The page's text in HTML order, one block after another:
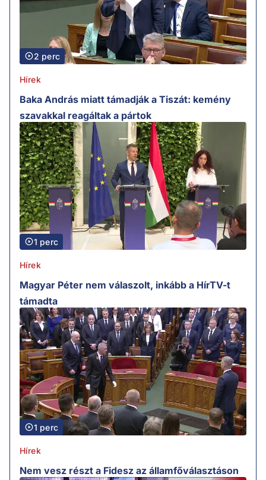
2 perc
Hírek
Baka András miatt támadják a Tiszát: kemény
szavakkal reagáltak a pártok
1 perc
Hírek
Magyar Péter nem válaszolt, inkább a HírTV-t
támadta
1 perc
Hírek
Nem vesz részt a Fidesz az államfőválasztáson